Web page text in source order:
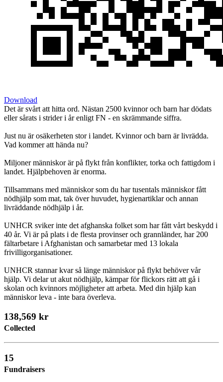
Download
Det är svårt att hitta ord. Nästan 2500 kvinnor och barn har dödats
eller sårats i strider i år enligt FN - en skrämmande siffra.
Just nu är osäkerheten stor i landet. Kvinnor och barn är livrädda.
Vad kommer att hända nu?
Miljoner människor är på flykt från konflikter, torka och fattigdom i
landet. Hjälpbehoven är enorma.
Tillsammans med människor som du har tusentals människor fått
nödhjälp som mat, tak över huvudet, hygienartiklar och annan
livräddande nödhjälp i år.
UNHCR sviker inte det afghanska folket som har fått vårt beskydd i
40 år. Vi är på plats i de flesta provinser och grannländer, har 200
fältarbetare i Afghanistan och samarbetar med 13 lokala
frivilligorganisationer.
UNHCR stannar kvar så länge människor på flykt behöver vår
hjälp. Vi delar ut akut nödhjälp, kämpar för flickors rätt att gå i
skolan och kvinnors möjligheter att arbeta. Med din hjälp kan
människor leva - inte bara överleva.
138,569 kr
Collected
15
Fundraisers